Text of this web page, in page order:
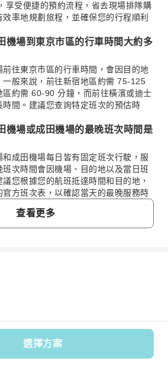
選擇方案
享受便捷的預約流程，省去現場排隊購
率地規劃旅程，並確保您的行程順利
機場到東京市區的行車時間大約多
往東京市區的行車時間，會因目的地
一般來說，前往新宿地區約需 75-125
區約需 60-90 分鐘，而前往橫濱或迪士
間。建議您查詢特定班次的預估時
機場或成田機場的最晚班次時間是
成田機場每日皆有固定班次行駛，服
次時間會因機場、目的地以及當日班
您根據您的航班抵達時間和目的地，
方班次表，以確認當天的最晚服務時
費用通常如何計算？
通常依據搭乘區間（例如：從哪個機場
同計價。線上預訂時，系統會依據您選
的車票選項。
銀座等主要交通樞紐及飯店區。此外，
迪士尼樂園和迪士尼海洋的接送服務。
慮您的住宿地點或最終目的地，以便選
查看更多
現場買票嗎？
確保座位，尤其在旅遊旺季，建議您
上預訂車票，享受便捷的預約流程，省
間，讓您能更有效率地規劃旅程，並
商品編號: 18551